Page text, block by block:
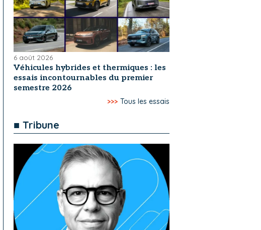
6 août 2026
Véhicules hybrides et thermiques : les
essais incontournables du premier
semestre 2026
>>> Tous les essais
■ Tribune